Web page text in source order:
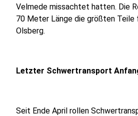
Velmede missachtet hatten. Die
70 Meter Länge die größten Teile
Olsberg.
Letzter Schwertransport
Seit Ende April rollen